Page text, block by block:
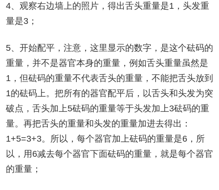
4、观察右边墙上的照片，得出舌头重量是1，头发重
量是3；
5、开始配平，注意，这里显示的数字，是这个砝码的
重量，并不是器官本身的重量，例如舌头重量虽然是
1，但砝码的重量不代表舌头的重量，不能把舌头放到
1的砝码上。把所有的器官配平后，以舌头和头发为突
破点，舌头加上5砝码的重量等于头发加上3砝码的重
量。再把舌头的重量和头发的重量加进去得出：
1+5=3+3。所以，每个器官加上砝码的重量是6，所
以，用6减去每个器官下面砝码的重量，就是每个器官
的重量；